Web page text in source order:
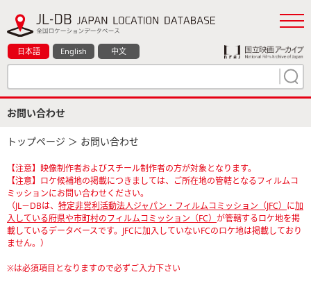
日本語 English 中文
お問い合わせ
トップページ ＞ お問い合わせ
【注意】映像制作者およびスチール制作者の方が対象となります。
【注意】ロケ候補地の掲載につきましては、ご所在地の管轄となるフィルムコ
ミッションにお問い合わせください。
（JL－DBは、 特定非営利活動法人ジャパン・フィルムコミッション（JFC） に加
入している府県や市町村のフィルムコミッション（FC） が管轄するロケ地を掲
載しているデータベースです。JFCに加入していないFCのロケ地は掲載しており
ません。）
※は必須項目となりますので必ずご入力下さい